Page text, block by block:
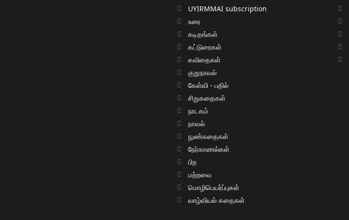
UYIRMMAI subscription
உரை
கடிதங்கள்
கட்டுரைகள்
கவிதைகள்
குறுநாவல்
கேள்வி - பதில்
சிறுகதைகள்
நாடகம்
நாவல்
நுண்கதைகள்
நேர்காணல்கள்
பிற
மற்றவை
மொழிபெயர்ப்புகள்
வாழ்வியல் கதைகள்